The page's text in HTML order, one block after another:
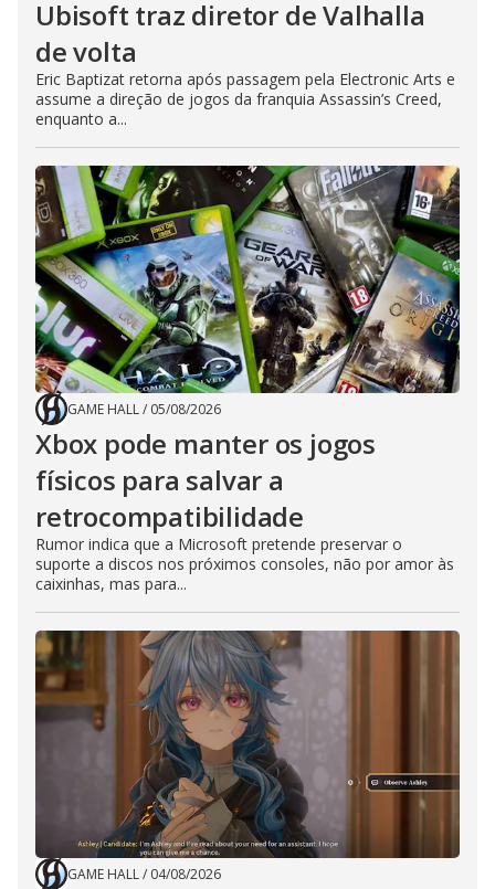
Ubisoft traz diretor de Valhalla
de volta
Eric Baptizat retorna após passagem pela Electronic Arts e
assume a direção de jogos da franquia Assassin’s Creed,
enquanto a...
GAME HALL/ 05/08/2026
Xbox pode manter os jogos
físicos para salvar a
retrocompatibilidade
Rumor indica que a Microsoft pretende preservar o
suporte a discos nos próximos consoles, não por amor às
caixinhas, mas para...
GAME HALL/ 04/08/2026